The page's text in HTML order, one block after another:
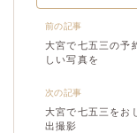
前の記事
大宮で七五三の予
しい写真を
次の記事
大宮で七五三をお
出撮影